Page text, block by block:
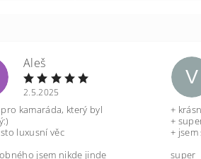
Aleš
2.5.2025
kamaráda, který byl
luxusní věc
jsem nikde jinde
V
+
+
+
super